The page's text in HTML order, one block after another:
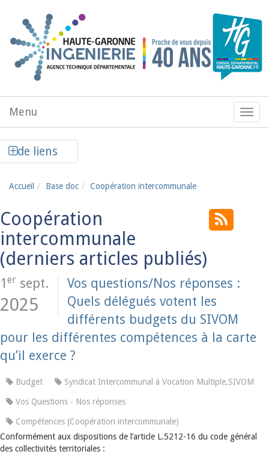
Menu
de
Menu
de liens
Accueil Base doc Coopération intercommunale
Coopération
intercommunale
1 er sept.
2025
Vos questions/Nos réponses :
Quels délégués votent les
différents budgets du SIVOM
pour les différentes compétences à la carte
qu’il exerce ?
Budget Syndicat Intercommunal à Vocation Multiple,SIVOM
Vos Questions - Nos réponses
Compétences (Coopération intercommunale)
Conformément aux dispositions de l’article L.5212-16 du code général
des collectivités territoriales :